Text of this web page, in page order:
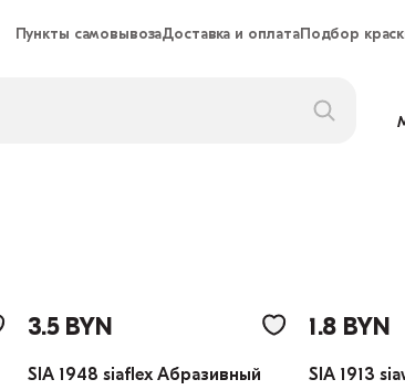
Пункты самовывозаДоставка и оплатаПодбор
3.5 BYN
SIA 1948 siaflex Абразивный
1.8 BYN
SIA 1913